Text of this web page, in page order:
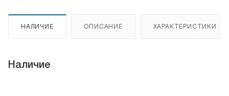
НАЛИЧИЕ ОПИСАНИЕ ХАРАКТЕРИСТИКИ
Наличие